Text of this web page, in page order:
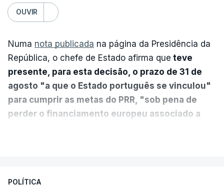
OUVIR
Numa nota publicada na página da Presidência da
República, o chefe de Estado afirma que teve
presente, para esta decisão, o prazo de 31 de
agosto "a que o Estado português se vinculou"
para cumprir as metas do PRR, "sob pena de
perder o financiamento europeu associado a
sistema mais simples, mais justo e transparente".
POLÍTICA